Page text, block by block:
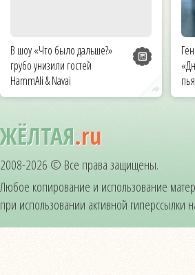
В шоу «Что было дальше?»
грубо унизили гостей
HammAli & Navai
ЖЁЛТАЯ.ru
2008-2026 © Все права защищены.
Любое копирование и использование
при использовании активной гиперссылки